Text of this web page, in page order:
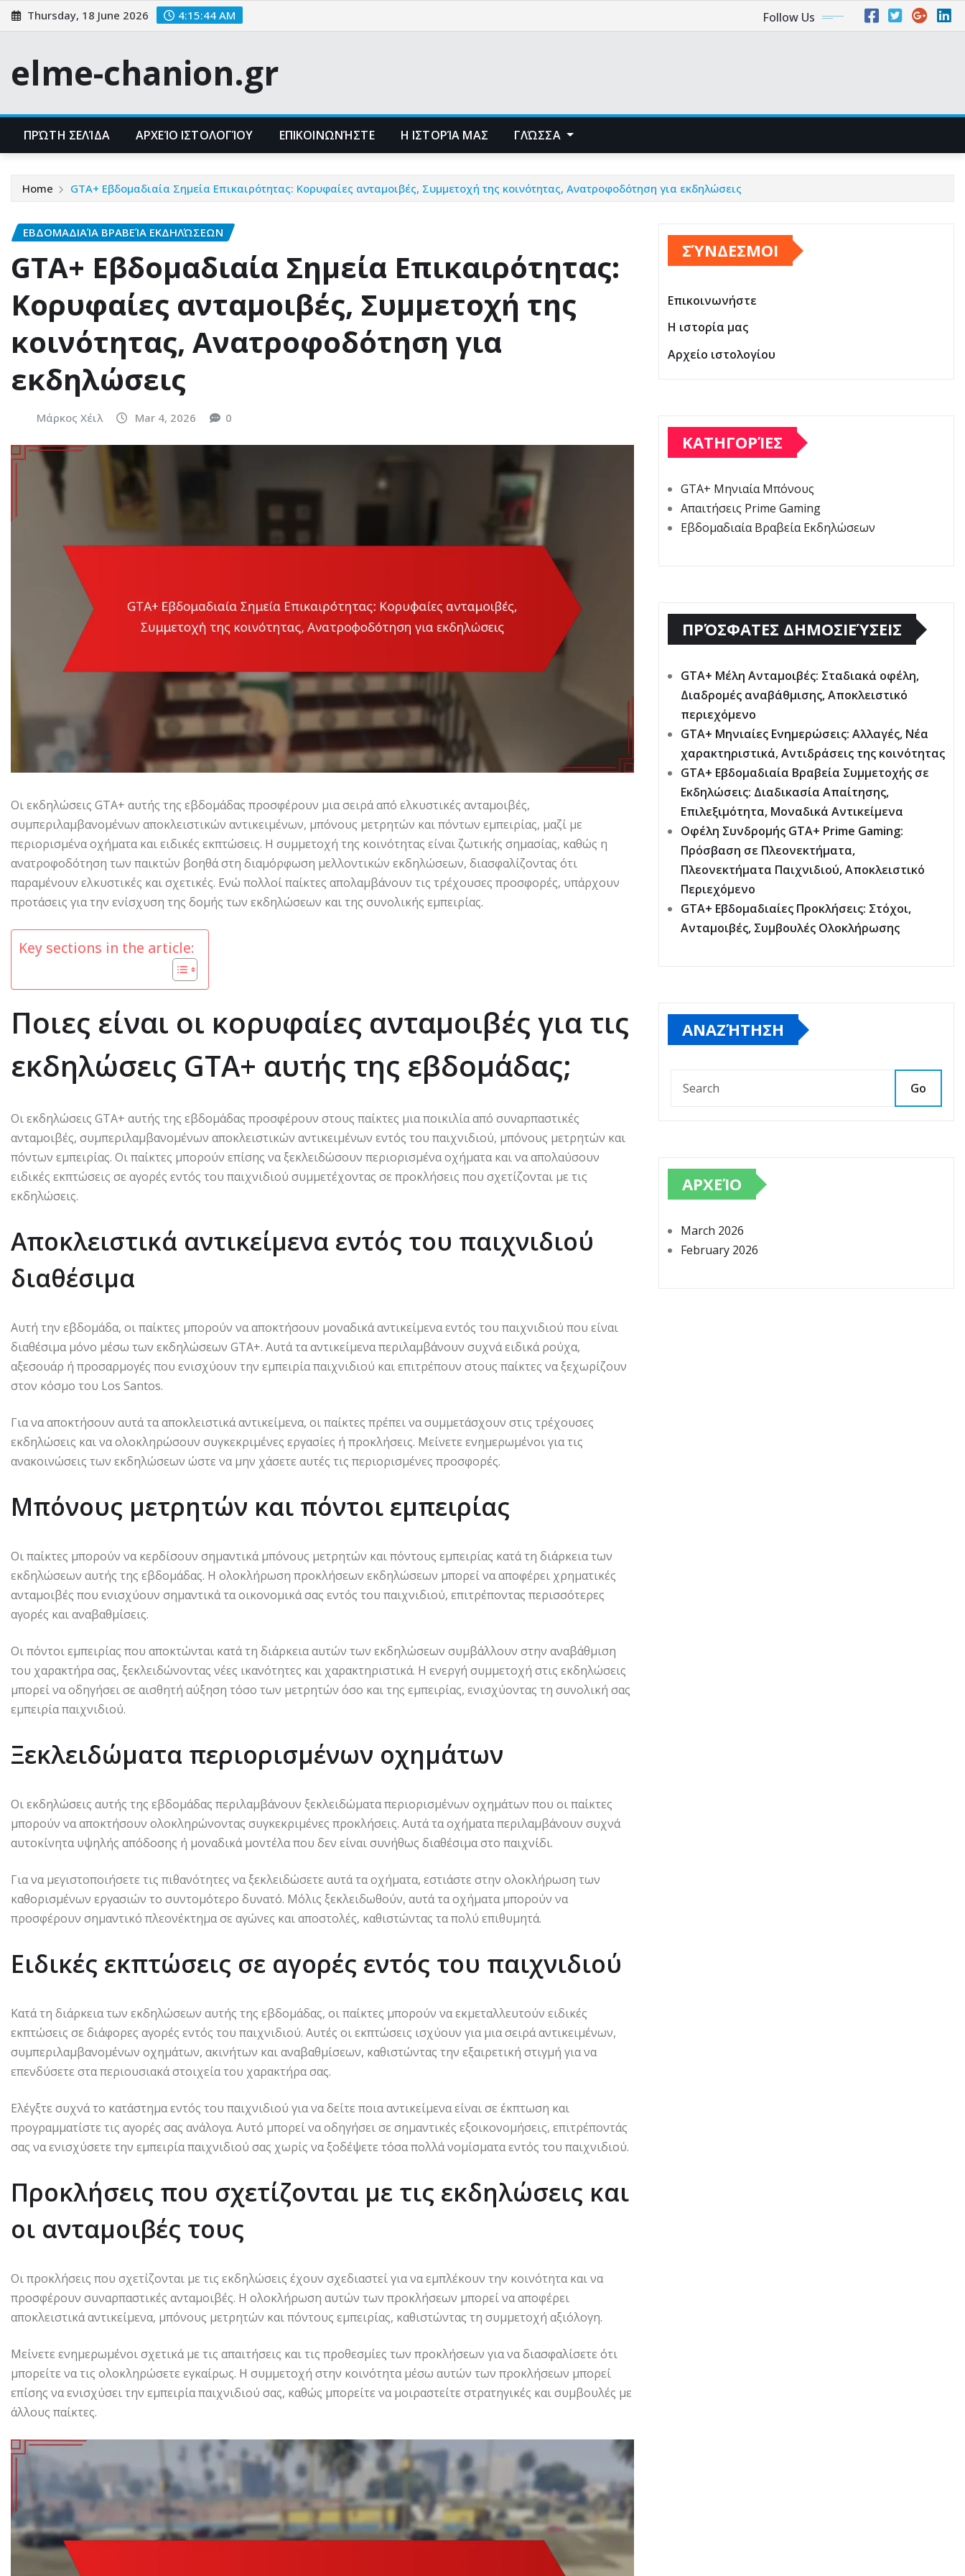
Skip
to
Thursday, 18 June 2026 4:15:45 AM Follow Us
elme-chanion.gr
ΠΡΏΤΗ ΣΕΛΊΔΑ ΑΡΧΕΊΟ ΙΣΤΟΛΟΓΊΟΥ ΕΠΙΚΟΙΝΩΝΉΣΤΕ Η ΙΣΤΟΡΊΑ ΜΑΣ ΓΛΏΣΣΑ
Home GTA+ Εβδομαδιαία Σημεία Επικαιρότητας: Κορυφαίες ανταμοιβές, Συμμετοχή της κοινότητας, Ανατροφοδότηση για εκδηλώσεις
ΕΒΔΟΜΑΔΙΑΊΑ ΒΡΑΒΕΊΑ ΕΚΔΗΛΏΣΕΩΝ
GTA+ Εβδομαδιαία Σημεία Επικαιρότητας:
Κορυφαίες ανταμοιβές, Συμμετοχή της
κοινότητας, Ανατροφοδότηση για
εκδηλώσεις
Μάρκος Χέιλ Mar 4, 2026 0
Οι εκδηλώσεις GTA+ αυτής της εβδομάδας προσφέρουν μια σειρά από ελκυστικές ανταμοιβές,
συμπεριλαμβανομένων αποκλειστικών αντικειμένων, μπόνους μετρητών και πόντων εμπειρίας, μαζί με
περιορισμένα οχήματα και ειδικές εκπτώσεις. Η συμμετοχή της κοινότητας είναι ζωτικής σημασίας, καθώς η
ανατροφοδότηση των παικτών βοηθά στη διαμόρφωση μελλοντικών εκδηλώσεων, διασφαλίζοντας ότι
παραμένουν ελκυστικές και σχετικές. Ενώ πολλοί παίκτες απολαμβάνουν τις τρέχουσες προσφορές, υπάρχουν
προτάσεις για την ενίσχυση της δομής των εκδηλώσεων και της συνολικής εμπειρίας.
Key sections in the article:
Ποιες είναι οι κορυφαίες ανταμοιβές για τις
εκδηλώσεις GTA+ αυτής της εβδομάδας;
Οι εκδηλώσεις GTA+ αυτής της εβδομάδας προσφέρουν στους παίκτες μια ποικιλία από συναρπαστικές
ανταμοιβές, συμπεριλαμβανομένων αποκλειστικών αντικειμένων εντός του παιχνιδιού, μπόνους μετρητών και
πόντων εμπειρίας. Οι παίκτες μπορούν επίσης να ξεκλειδώσουν περιορισμένα οχήματα και να απολαύσουν
ειδικές εκπτώσεις σε αγορές εντός του παιχνιδιού συμμετέχοντας σε προκλήσεις που σχετίζονται με τις
εκδηλώσεις.
Αποκλειστικά αντικείμενα εντός του παιχνιδιού
διαθέσιμα
Αυτή την εβδομάδα, οι παίκτες μπορούν να αποκτήσουν μοναδικά αντικείμενα εντός του παιχνιδιού που είναι
διαθέσιμα μόνο μέσω των εκδηλώσεων GTA+. Αυτά τα αντικείμενα περιλαμβάνουν συχνά ειδικά ρούχα,
αξεσουάρ ή προσαρμογές που ενισχύουν την εμπειρία παιχνιδιού και επιτρέπουν στους παίκτες να ξεχωρίζουν
στον κόσμο του Los Santos.
Για να αποκτήσουν αυτά τα αποκλειστικά αντικείμενα, οι παίκτες πρέπει να συμμετάσχουν στις τρέχουσες
εκδηλώσεις και να ολοκληρώσουν συγκεκριμένες εργασίες ή προκλήσεις. Μείνετε ενημερωμένοι για τις
ανακοινώσεις των εκδηλώσεων ώστε να μην χάσετε αυτές τις περιορισμένες προσφορές.
Μπόνους μετρητών και πόντοι εμπειρίας
Οι παίκτες μπορούν να κερδίσουν σημαντικά μπόνους μετρητών και πόντους εμπειρίας κατά τη διάρκεια των
εκδηλώσεων αυτής της εβδομάδας. Η ολοκλήρωση προκλήσεων εκδηλώσεων μπορεί να αποφέρει χρηματικές
ανταμοιβές που ενισχύουν σημαντικά τα οικονομικά σας εντός του παιχνιδιού, επιτρέποντας περισσότερες
αγορές και αναβαθμίσεις.
Οι πόντοι εμπειρίας που αποκτώνται κατά τη διάρκεια αυτών των εκδηλώσεων συμβάλλουν στην αναβάθμιση
του χαρακτήρα σας, ξεκλειδώνοντας νέες ικανότητες και χαρακτηριστικά. Η ενεργή συμμετοχή στις εκδηλώσεις
μπορεί να οδηγήσει σε αισθητή αύξηση τόσο των μετρητών όσο και της εμπειρίας, ενισχύοντας τη συνολική σας
εμπειρία παιχνιδιού.
Ξεκλειδώματα περιορισμένων οχημάτων
Οι εκδηλώσεις αυτής της εβδομάδας περιλαμβάνουν ξεκλειδώματα περιορισμένων οχημάτων που οι παίκτες
μπορούν να αποκτήσουν ολοκληρώνοντας συγκεκριμένες προκλήσεις. Αυτά τα οχήματα περιλαμβάνουν συχνά
αυτοκίνητα υψηλής απόδοσης ή μοναδικά μοντέλα που δεν είναι συνήθως διαθέσιμα στο παιχνίδι.
Για να μεγιστοποιήσετε τις πιθανότητες να ξεκλειδώσετε αυτά τα οχήματα, εστιάστε στην ολοκλήρωση των
καθορισμένων εργασιών το συντομότερο δυνατό. Μόλις ξεκλειδωθούν, αυτά τα οχήματα μπορούν να
προσφέρουν σημαντικό πλεονέκτημα σε αγώνες και αποστολές, καθιστώντας τα πολύ επιθυμητά.
Ειδικές εκπτώσεις σε αγορές εντός του παιχνιδιού
Κατά τη διάρκεια των εκδηλώσεων αυτής της εβδομάδας, οι παίκτες μπορούν να εκμεταλλευτούν ειδικές
εκπτώσεις σε διάφορες αγορές εντός του παιχνιδιού. Αυτές οι εκπτώσεις ισχύουν για μια σειρά αντικειμένων,
συμπεριλαμβανομένων οχημάτων, ακινήτων και αναβαθμίσεων, καθιστώντας την εξαιρετική στιγμή για να
επενδύσετε στα περιουσιακά στοιχεία του χαρακτήρα σας.
Ελέγξτε συχνά το κατάστημα εντός του παιχνιδιού για να δείτε ποια αντικείμενα είναι σε έκπτωση και
προγραμματίστε τις αγορές σας ανάλογα. Αυτό μπορεί να οδηγήσει σε σημαντικές εξοικονομήσεις, επιτρέποντάς
σας να ενισχύσετε την εμπειρία παιχνιδιού σας χωρίς να ξοδέψετε τόσα πολλά νομίσματα εντός του παιχνιδιού.
Προκλήσεις που σχετίζονται με τις εκδηλώσεις και
οι ανταμοιβές τους
Οι προκλήσεις που σχετίζονται με τις εκδηλώσεις έχουν σχεδιαστεί για να εμπλέκουν την κοινότητα και να
προσφέρουν συναρπαστικές ανταμοιβές. Η ολοκλήρωση αυτών των προκλήσεων μπορεί να αποφέρει
αποκλειστικά αντικείμενα, μπόνους μετρητών και πόντους εμπειρίας, καθιστώντας τη συμμετοχή αξιόλογη.
Μείνετε ενημερωμένοι σχετικά με τις απαιτήσεις και τις προθεσμίες των προκλήσεων για να διασφαλίσετε ότι
μπορείτε να τις ολοκληρώσετε εγκαίρως. Η συμμετοχή στην κοινότητα μέσω αυτών των προκλήσεων μπορεί
επίσης να ενισχύσει την εμπειρία παιχνιδιού σας, καθώς μπορείτε να μοιραστείτε στρατηγικές και συμβουλές με
άλλους παίκτες.
ΣΎΝΔΕΣΜΟΙ
Επικοινωνήστε
Η ιστορία μας
Αρχείο ιστολογίου
ΚΑΤΗΓΟΡΊΕΣ
GTA+ Μηνιαία Μπόνους
Απαιτήσεις Prime Gaming
Εβδομαδιαία Βραβεία Εκδηλώσεων
ΠΡΌΣΦΑΤΕΣ ΔΗΜΟΣΙΕΎΣΕΙΣ
GTA+ Μέλη Ανταμοιβές: Σταδιακά οφέλη,
Διαδρομές αναβάθμισης, Αποκλειστικό
περιεχόμενο
GTA+ Μηνιαίες Ενημερώσεις: Αλλαγές, Νέα
χαρακτηριστικά, Αντιδράσεις της κοινότητας
GTA+ Εβδομαδιαία Βραβεία Συμμετοχής σε
Εκδηλώσεις: Διαδικασία Απαίτησης,
Επιλεξιμότητα, Μοναδικά Αντικείμενα
Οφέλη Συνδρομής GTA+ Prime Gaming:
Πρόσβαση σε Πλεονεκτήματα,
Πλεονεκτήματα Παιχνιδιού, Αποκλειστικό
Περιεχόμενο
GTA+ Εβδομαδιαίες Προκλήσεις: Στόχοι,
Ανταμοιβές, Συμβουλές Ολοκλήρωσης
ΑΝΑΖΉΤΗΣΗ
Go
ΑΡΧΕΊΟ
March 2026
February 2026